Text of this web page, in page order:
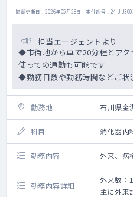
掲載更新日 : 2026年05月28日 案件番号 : 24-
担当エージェントより
◆市街地から車で20分程とアク
使っての通勤も可能です
◆勤務日数や勤務時間などご状
勤務地 石川県金
科目 消化器内
勤務内容 外来、病
勤務内容詳細
外来数：
主に外来